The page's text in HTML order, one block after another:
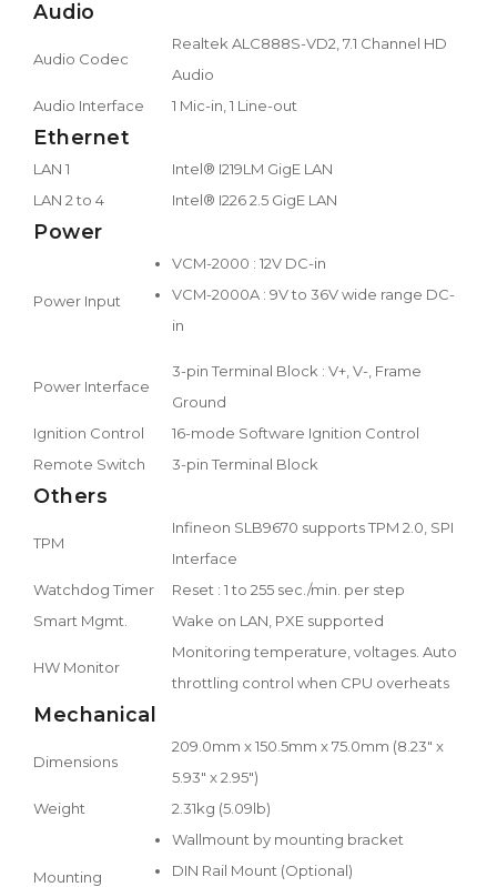
Audio
Audio Codec
Realtek ALC888S-VD2, 7.1 Channel HD
Audio
Audio Interface
1 Mic-in, 1 Line-out
Ethernet
LAN 1
Intel® I219LM GigE LAN
LAN 2 to 4
Intel® I226 2.5 GigE LAN
Power
Power Input
VCM-2000 : 12V DC-in
VCM-2000A : 9V to 36V wide range DC-
in
Power Interface
3-pin Terminal Block : V+, V-, Frame
Ground
Ignition Control
16-mode Software Ignition Control
Remote Switch
3-pin Terminal Block
Others
TPM
Infineon SLB9670 supports TPM 2.0, SPI
Interface
Watchdog Timer
Reset : 1 to 255 sec./min. per step
Smart Mgmt.
Wake on LAN, PXE supported
HW Monitor
Monitoring temperature, voltages. Auto
throttling control when CPU overheats
Mechanical
Dimensions
209.0mm x 150.5mm x 75.0mm (8.23" x
5.93" x 2.95")
Weight
2.31kg (5.09lb)
Mounting
Wallmount by mounting bracket
DIN Rail Mount (Optional)